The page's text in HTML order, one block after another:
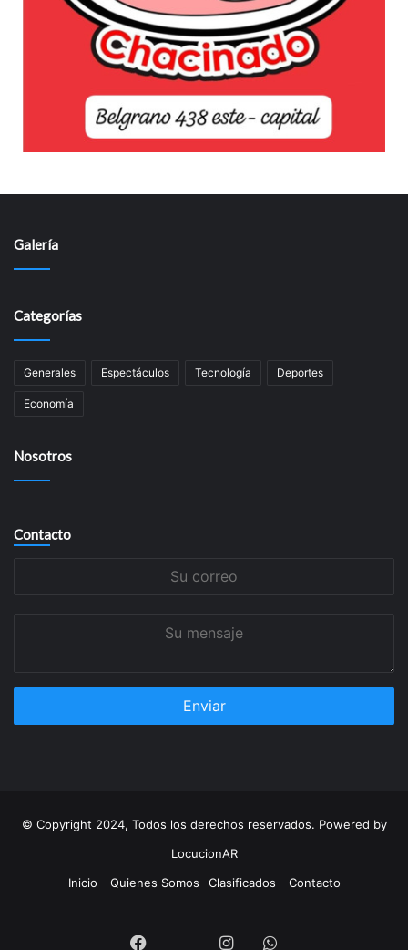
Galería
Categorías
Generales Espectáculos Tecnología Deportes
Economía
Nosotros
Contacto
© Copyright 2024, Todos los derechos reservados. Powered by
LocucionAR
Inicio
Quienes Somos Clasificados Contacto
Facebook InstagramWhatsapp